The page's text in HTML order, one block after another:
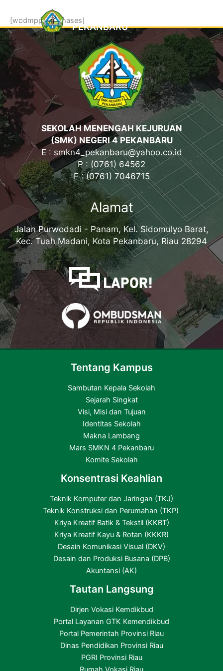
content
SMK NEGERI 4
PEKANBARU
[wpdmpp_purchases]
SEKOLAH MENENGAH KEJURUAN
(SMK) NEGERI 4 PEKANBARU
E : smkn4_pekanbaru@yahoo.co.id
P : (0761) 64562
F : (0761) 7046715
Alamat
Jalan Purwodadi - Panam, Kel. Sidomulyo Barat,
Kec. Tuah Madani, Kota Pekanbaru, Riau 28294
Tentang Kampus
Sambutan Kepala Sekolah
Sejarah Singkat
Visi, Misi dan Tujuan
Identitas Sekolah
Makna Lambang
Mars SMKN 4 Pekanbaru
Komite Sekolah
Konsentrasi Keahlian
Teknik Komputer dan Jaringan (TKJ)
Teknik Konstruksi dan Perumahan (TKP)
Kriya Kreatif Batik & Tekstil (KKBT)
Kriya Kreatif Kayu & Rotan (KKKR)
Desain Komunikasi Visual (DKV)
Desain dan Produksi Busana (DPB)
Akuntansi (AK)
Tautan Langsung
Dirjen Vokasi Kemdikbud
Portal Layanan GTK Kemendikbud
Portal Pemerintah Provinsi Riau
Dinas Pendidikan Provinsi Riau
PGRI Provinsi Riau